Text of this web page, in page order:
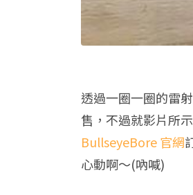
透過一圈一圈的雷
售，不過就影片所
BullseyeBore 官網
心動啊～(吶喊)